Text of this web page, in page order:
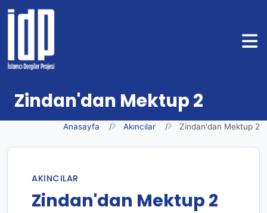
Zindan'dan Mektup 2
Anasayfa Akıncılar Zindan'dan Mektup 2
AKINCILAR
Zindan'dan Mektup 2